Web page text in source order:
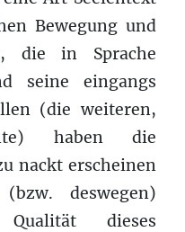
Bewegung und
die in Sprache
seine eingangs
(die weiteren,
haben die
nackt erscheinen
deswegen)
dieses